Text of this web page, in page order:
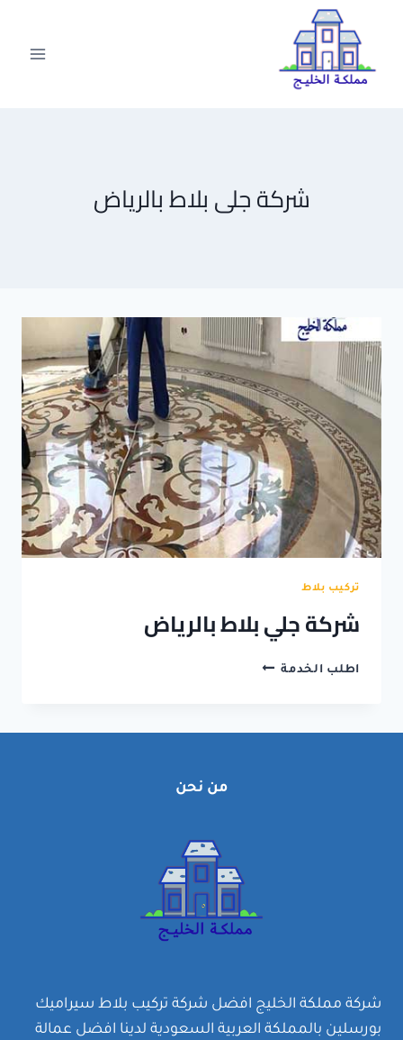
المحتوى
شركة جلى بلاط بالرياض
تركيب بلاط
شركة جلي بلاط بالرياض
اطلب الخدمةشركة
من نحن
شركة مملكة الخليج افضل شركة تركيب بلاط سيراميك
بورسلين بالمملكة العربية السعودية لدينا افضل عمالة